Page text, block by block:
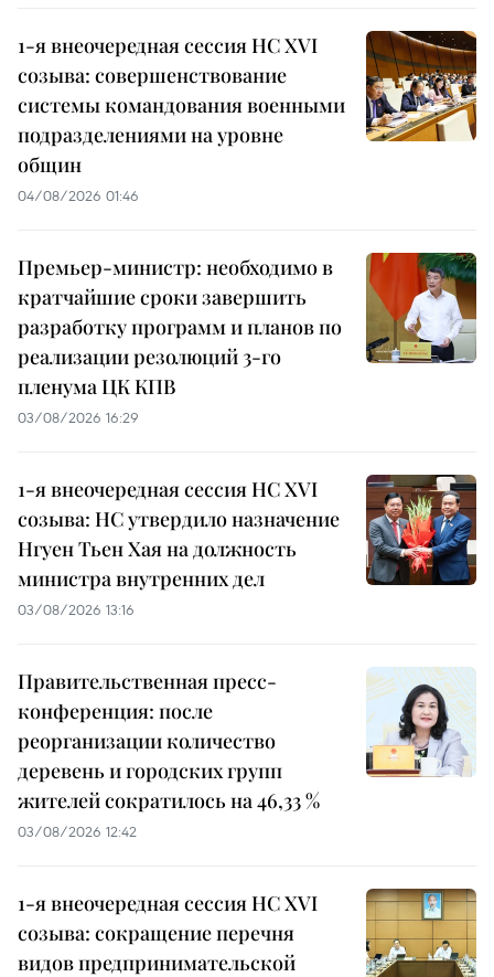
1-я внеочередная сессия НС XVI
созыва: совершенствование
системы командования военными
подразделениями на уровне
общин
04/08/2026 01:46
Премьер-министр: необходимо в
кратчайшие сроки завершить
разработку программ и планов по
реализации резолюций 3-го
пленума ЦК КПВ
03/08/2026 16:29
1-я внеочередная сессия НС XVI
созыва: НС утвердило назначение
Нгуен Тьен Хая на должность
министра внутренних дел
03/08/2026 13:16
Правительственная пресс-
конференция: после
реорганизации количество
деревень и городских групп
жителей сократилось на 46,33 %
03/08/2026 12:42
1-я внеочередная сессия НС XVI
созыва: сокращение перечня
видов предпринимательской